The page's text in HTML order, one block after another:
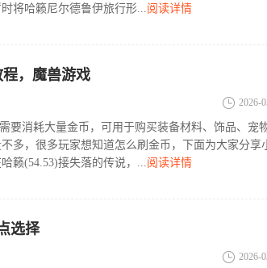
将哈籁尼尔德鲁伊旅行形...阅读详情
，魔兽游戏
2026-
要消耗大量金币，可用于购买装备材料、饰品、宠
多，很多玩家想知道怎么刷金币，下面为大家分享
籁(54.53)接失落的传说，...阅读详情
选择
2026-